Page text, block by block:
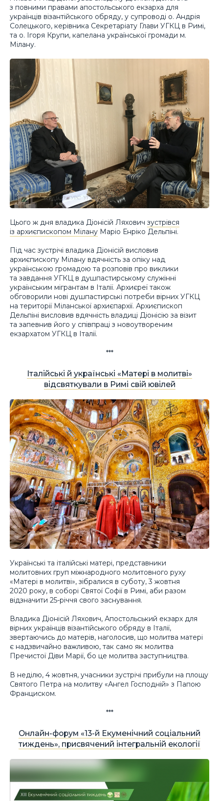
з повними правами апостольського екзарха для
українців візантійського обряду, у супроводі о. Андрія
Солецького, керівника Секретаріату Глави УГКЦ в Римі,
та о. Ігоря Крупи, капелана української громади м.
Мілану.
Цього ж дня владика Діонісій Ляхович зустрівся
із архиєпископом Мілану Маріо Енріко Дельпіні.
Під час зустрічі владика Діонісій висловив
архиєпископу Мілану вдячність за опіку над
українською громадою та розповів про виклики
та завдання УГКЦ в душпастирському служінні
українським мігрантам в Італії. Архиєреї також
обговорили нові душпастирські потреби вірних УГКЦ
на території Міланської архиєпархії. Архиєпископ
Дельпіні висловив вдячність владиці Діонісію за візит
та запевнив його у співпраці з новоутвореним
екзархатом УГКЦ в Італії.
***
Італійські й українські «Матері в молитві»
відсвяткували в Римі свій ювілей
Українські та італійські матері, представники
молитовних груп міжнародного молитовного руху
«Матері в молитві», зібралися в суботу, 3 жовтня
2020 року, в соборі Святої Софії в Римі, аби разом
відзначити 25-річчя свого заснування.
Владика Діонісій Ляхович, Апостольський екзарх для
вірних українців візантійського обряду в Італії,
звертаючись до матерів, наголосив, що молитва матері
є надзвичайно важливою, так само як молитва
Пречистої Діви Марії, бо це молитва заступництва.
В неділю, 4 жовтня, учасники зустрічі прибули на площу
Святого Петра на молитву «Ангел Господній» з Папою
Франциском.
***
Онлайн-форум «13-й Екуменічний соціальний
тиждень», присвячений інтегральній екології